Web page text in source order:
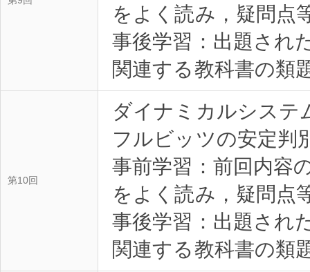
をよく読み，疑問点
事後学習：出題され
関連する教科書の類
第10回
ダイナミカルシステ
フルビッツの安定判
事前学習：前回内容
をよく読み，疑問点
事後学習：出題され
関連する教科書の類